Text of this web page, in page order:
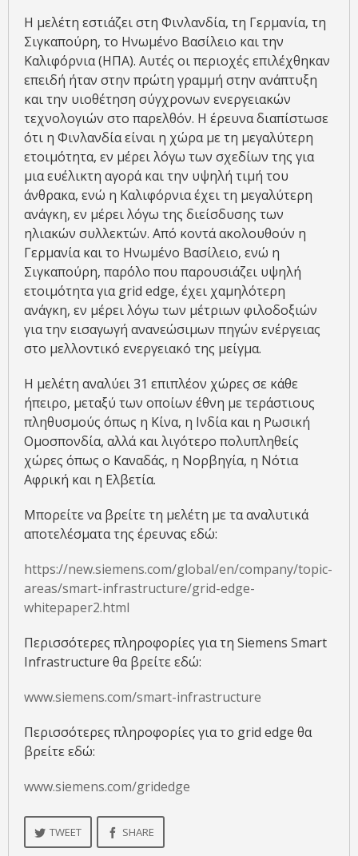
Η μελέτη εστιάζει στη Φινλανδία, τη Γερμανία, τη
Σιγκαπούρη, το Ηνωμένο Βασίλειο και την
Καλιφόρνια (ΗΠΑ). Αυτές οι περιοχές επιλέχθηκαν
επειδή ήταν στην πρώτη γραμμή στην ανάπτυξη
και την υιοθέτηση σύγχρονων ενεργειακών
τεχνολογιών στο παρελθόν. Η έρευνα διαπίστωσε
ότι η Φινλανδία είναι η χώρα με τη μεγαλύτερη
ετοιμότητα, εν μέρει λόγω των σχεδίων της για
μια ευέλικτη αγορά και την υψηλή τιμή του
άνθρακα, ενώ η Καλιφόρνια έχει τη μεγαλύτερη
ανάγκη, εν μέρει λόγω της διείσδυσης των
ηλιακών συλλεκτών. Από κοντά ακολουθούν η
Γερμανία και το Ηνωμένο Βασίλειο, ενώ η
Σιγκαπούρη, παρόλο που παρουσιάζει υψηλή
ετοιμότητα για grid edge, έχει χαμηλότερη
ανάγκη, εν μέρει λόγω των μέτριων φιλοδοξιών
για την εισαγωγή ανανεώσιμων πηγών ενέργειας
στο μελλοντικό ενεργειακό της μείγμα.
Η μελέτη αναλύει 31 επιπλέον χώρες σε κάθε
ήπειρο, μεταξύ των οποίων έθνη με τεράστιους
πληθυσμούς όπως η Κίνα, η Ινδία και η Ρωσική
Ομοσπονδία, αλλά και λιγότερο πολυπληθείς
χώρες όπως ο Καναδάς, η Νορβηγία, η Νότια
Αφρική και η Ελβετία.
Μπορείτε να βρείτε τη μελέτη με τα αναλυτικά
αποτελέσματα της έρευνας εδώ:
https://new.siemens.com/global/en/company/topic-
areas/smart-infrastructure/grid-edge-
whitepaper2.html
Περισσότερες πληροφορίες για τη Siemens Smart
Infrastructure θα βρείτε εδώ:
www.siemens.com/smart-infrastructure
Περισσότερες πληροφορίες για το grid edge θα
βρείτε εδώ:
www.siemens.com/gridedge
TWEET SHARE